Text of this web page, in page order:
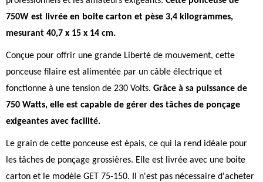
750W est livrée en boite carton et pèse 3,4 kilogrammes,
mesurant 40,7 x 15 x 14 cm.
Conçue pour offrir une grande Liberté de mouvement, cette
ponceuse filaire est alimentée par un câble électrique et
fonctionne à une tension de 230 Volts. Grâce à sa puissance de
750 Watts, elle est capable de gérer des tâches de ponçage
exigeantes avec facilité.
Le grain de cette ponceuse est épais, ce qui la rend idéale pour
les tâches de ponçage grossières. Elle est livrée avec une boite
carton et le modèle GET 75-150. Il n'est pas nécessaire d'acheter